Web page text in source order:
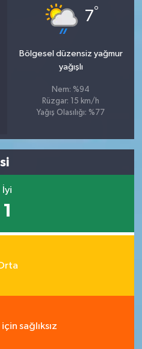
7°
Bölgesel düzensiz yağmur
yağışlı
Nem: %94
Rüzgar: 15 km/h
Yağış Olasılığı: %77
İyi
1
sağlıksız